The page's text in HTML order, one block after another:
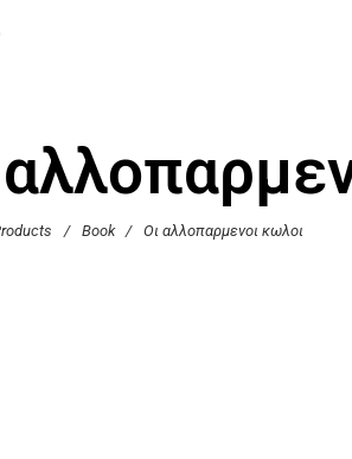
/ Book / Οι αλλοπαρμενοι κωλοι